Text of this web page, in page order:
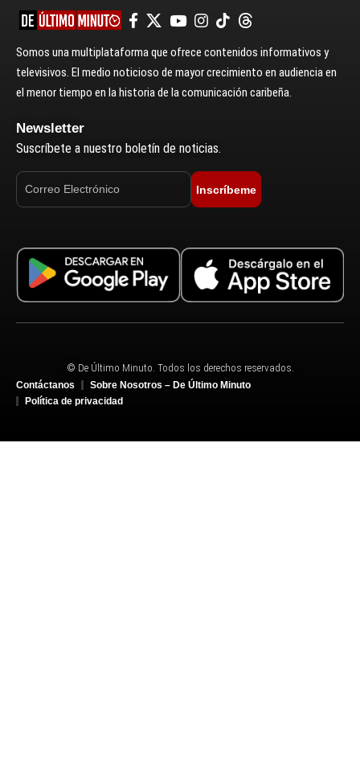
Somos una multiplataforma que ofrece contenidos informativos y
televisivos. El medio noticioso de mayor crecimiento en audiencia en
el menor tiempo en la historia de la comunicación caribeña.
Newsletter
Suscríbete a nuestro boletín de noticias.
Inscríbeme
© De Último Minuto. Todos los derechos reservados.
Contáctanos
Sobre Nosotros – De Último Minuto
Política de privacidad